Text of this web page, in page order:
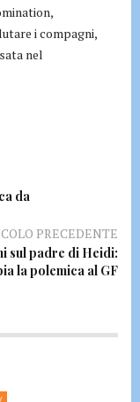
i compagni,
nel
da
PRECEDENTE
sul padre di Heidi:
la polemica al GF